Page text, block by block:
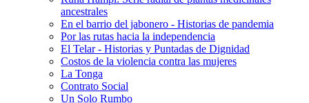
ancestrales
En el barrio del jabonero - Historias de pandemia
Por las rutas hacia la independencia
El Telar - Historias y Puntadas de Dignidad
Costos de la violencia contra las mujeres
La Tonga
Contrato Social
Un Solo Rumbo